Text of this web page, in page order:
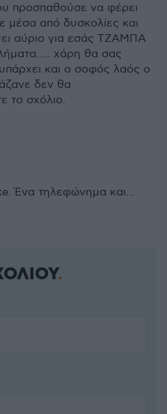
προσπαθούσε να φέρει
μέσα από δυσκολίες και
αύριο για εσάς ΤΖΑΜΠΑ
χάρη θα σας
και ο σοφός λαός ο
δεν θα
το σχόλιο.
Ένα τηλεφώνημα και...